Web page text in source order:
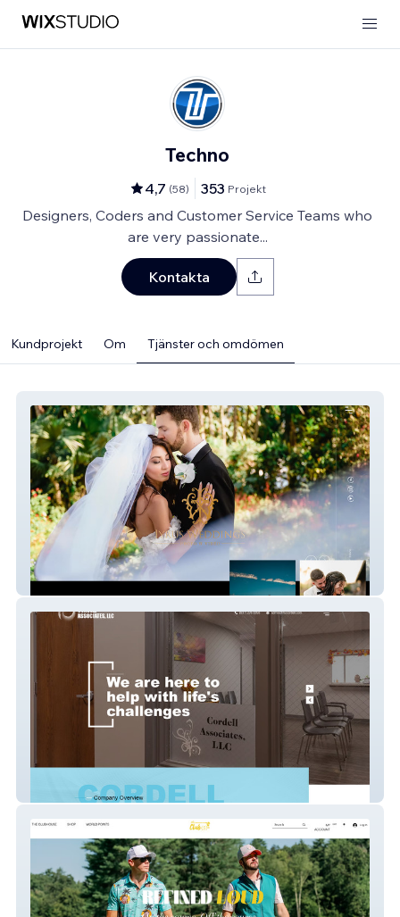
Techno
4,7 (58) 353 Projekt
Designers, Coders and Customer Service Teams who
are very passionate...
Kontakta
Kundprojekt Om Tjänster och omdömen
Iyrus Weddings
Cordell Associates